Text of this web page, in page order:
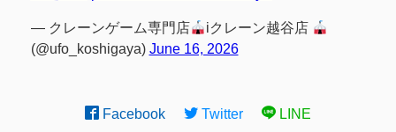
— クレーンゲーム専門店
iクレーン越谷店
(@ufo_koshigaya) June 16, 2026
Facebook Twitter LINE